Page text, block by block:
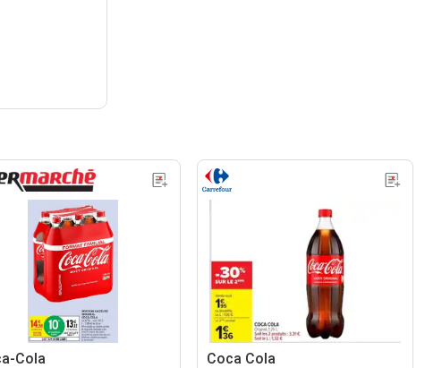
Cola Coca Cola